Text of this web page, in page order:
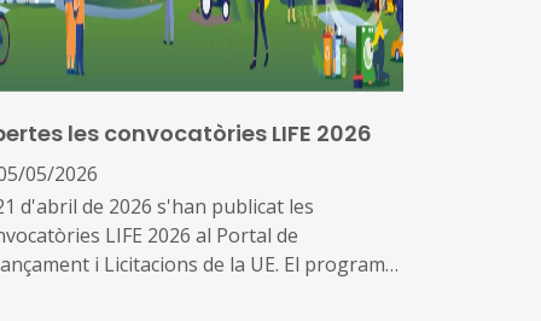
les convocatòries LIFE 2026
05/2026
d'abril de 2026 s'han publicat les
LIFE 2026 al Portal de
i Licitacions de la UE. El programa